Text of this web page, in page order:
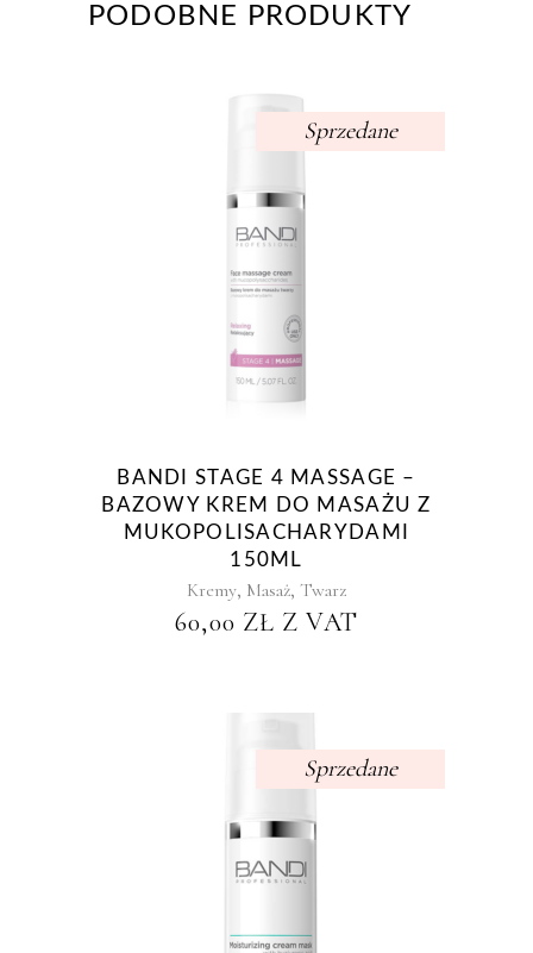
PODOBNE PRODUKTY
Sprzedane
BANDI STAGE 4 MASSAGE –
BAZOWY KREM DO MASAŻU Z
MUKOPOLISACHARYDAMI
150ML
Kremy, Masaż, Twarz
60,00 ZŁ Z VAT
Sprzedane